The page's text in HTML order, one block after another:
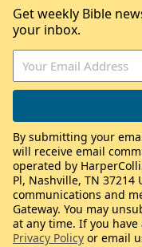
Get weekly Bible
your inbox.
By submitting your
will receive email
operated by
Pl, Nashville, TN
communications and
Gateway. You may
at any time. If you
Privacy Policy or email